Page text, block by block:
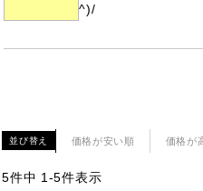
^)/
並び替え 価格が安い順 価格が
5件中 1 -5件表示